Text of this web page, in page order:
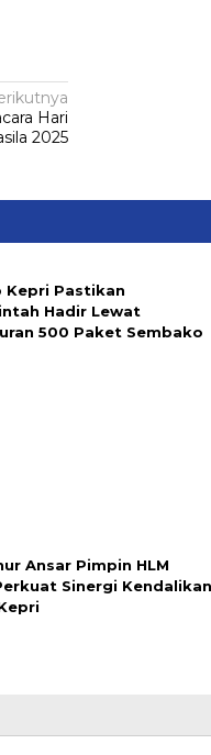
Hari
2025
Kepri Pastikan
Hadir Lewat
500 Paket Sembako
Ansar Pimpin HLM
Sinergi Kendalikan